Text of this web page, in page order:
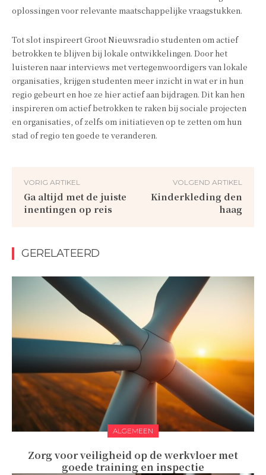
oplossingen voor relevante maatschappelijke vraagstukken.
Tot slot inspireert Groot Nieuwsradio studenten om actief
betrokken te blijven bij lokale ontwikkelingen. Door het
luisteren naar interviews met vertegenwoordigers van lokale
organisaties, krijgen studenten meer inzicht in wat er in hun
regio gebeurt en hoe ze hier actief aan bijdragen. Dit kan hen
inspireren om actief betrokken te raken bij sociale projecten
en organisaties, of zelfs om initiatieven op te zetten om hun
stad of regio ten goede te veranderen.
VORIG ARTIKEL
Ga altijd met de juiste
inentingen op reis
VOLGEND ARTIKEL
Kinderkleding den
haag
GERELATEERD
ALGEMEEN
Zorg voor veiligheid op de werkvloer met
goede training en inspectie